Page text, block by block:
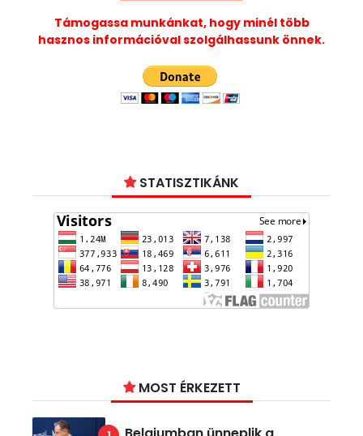
Támogassa munkánkat, hogy minél több
hasznos információval szolgálhassunk önnek.
STATISZTIKÁNK
MOST ÉRKEZETT